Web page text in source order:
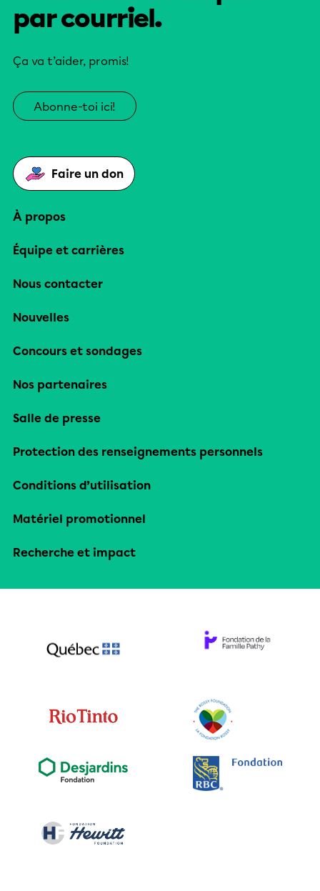
par courriel.
Ça va t’aider, promis!
Abonne-toi ici!
Faire un don
À propos
Équipe et carrières
Nous contacter
Nouvelles
Concours et sondages
Nos partenaires
Salle de presse
Protection des renseignements personnels
Conditions d’utilisation
Matériel promotionnel
Recherche et impact